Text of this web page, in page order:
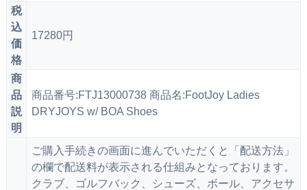
税
込
価
格
17280円
商
品
説
明
商品番号:FTJ13000738 商品名:FootJoy Ladies
DRYJOYS w/ BOA Shoes
ご購入手続きの画面に進んでいただくと「配送方法」
の欄で配送料が表示される仕組みとなっております。
クラブ、ゴルフバック、シューズ、ボール、アクセサ